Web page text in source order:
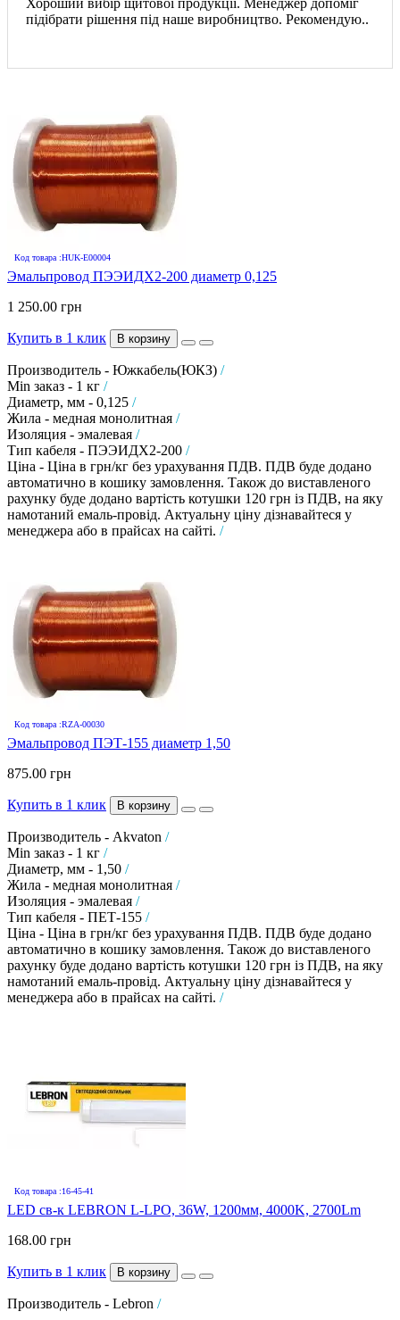
підібрати рішення під наше виробництво. Рекомендую..
Код товара :HUK-E00004
Эмальпровод ПЭЭИДХ2-200 диаметр 0,125
1 250.00 грн
Купить в 1 клик В корзину
Производитель - Южкабель(ЮКЗ) /
Min заказ - 1 кг /
Диаметр, мм - 0,125 /
Жила - медная монолитная /
Изоляция - эмалевая /
Тип кабеля - ПЭЭИДХ2-200 /
Ціна - Ціна в грн/кг без урахування ПДВ. ПДВ буде додано
автоматично в кошику замовлення. Також до виставленого
рахунку буде додано вартість котушки 120 грн із ПДВ, на яку
намотаний емаль-провід. Актуальну ціну дізнавайтеся у
менеджера або в прайсах на сайті. /
Код товара :RZA-00030
Эмальпровод ПЭТ-155 диаметр 1,50
875.00 грн
Купить в 1 клик В корзину
Производитель - Akvaton /
Min заказ - 1 кг /
Диаметр, мм - 1,50 /
Жила - медная монолитная /
Изоляция - эмалевая /
Тип кабеля - ПЕТ-155 /
Ціна - Ціна в грн/кг без урахування ПДВ. ПДВ буде додано
автоматично в кошику замовлення. Також до виставленого
рахунку буде додано вартість котушки 120 грн із ПДВ, на яку
намотаний емаль-провід. Актуальну ціну дізнавайтеся у
менеджера або в прайсах на сайті. /
Код товара :16-45-41
LED св-к LEBRON L-LPO, 36W, 1200мм, 4000K, 2700Lm
168.00 грн
Купить в 1 клик В корзину
Производитель - Lebron /